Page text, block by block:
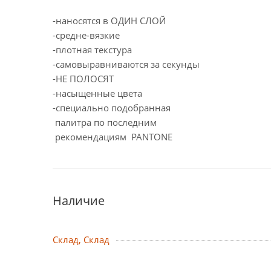
-наносятся в ОДИН СЛОЙ
-cредне-вязкие
-плотная текстура
-самовыравниваются за секунды
-НЕ ПОЛОСЯТ
-насыщенные цвета
-специально подобранная
палитра по последним
рекомендациям PANTONE
Наличие
Склад, Склад